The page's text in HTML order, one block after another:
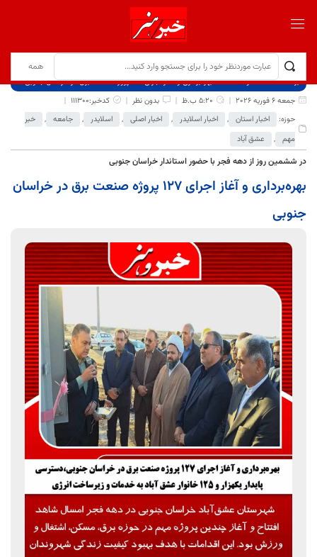
برگ نخست نوشته‌ها
بهره‌برداری و آغاز اجرای ۱۲۷ پروژه صنعت برق در خراسان جنوبی
جمعه 6 فوریه 2026
5:20 ب.ظ بدون نظر
کدخبر:111300
حوزه:
اخبار استان , اخبار اسلایدر , اخبار اصلی , اسلایدر , جامعه ,
خبر
مهم , عشق آباد
در ششمین روز از دهه فجر با حضور استاندار خراسان جنوبی
بهره‌برداری و آغاز اجرای ۱۲۷ پروژه صنعت برق در خراسان
جنوبی